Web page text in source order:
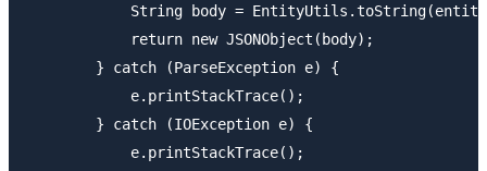
String body =
            return new JSONObject(body);
        } catch (ParseException e) {
            e.printStackTrace();
        } catch (IOException e) {
            e.printStackTrace();